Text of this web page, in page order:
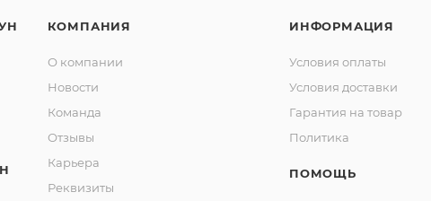
КОМПАНИЯ
О компании
Новости
Команда
Отзывы
Карьера
Реквизиты
ИНФОРМАЦИЯ
Условия оплаты
Условия доставки
Гарантия на товар
Политика
ПОМОЩЬ